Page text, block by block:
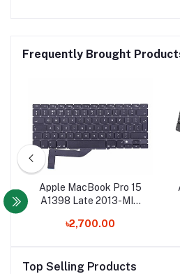
Frequently Brought
Apple MacBook Pro 15
A1398 Late 2013-MID
৳2,700.00
Top Selling Products